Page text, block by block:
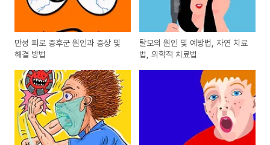
만성 피로 증후군 원인과 증상 및
해결 방법
탈모의 원인 및 예방법, 자연 치료
법, 의학적 치료법